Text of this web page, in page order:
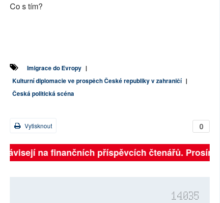
Co s tím?
Imigrace do Evropy |
Kulturní diplomacie ve prospěch České republiky v zahraničí |
Česká politická scéna
0
Vytisknout
na finančních příspěvcích čtenářů. Prosíme,
14035